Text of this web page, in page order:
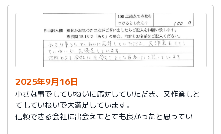
2025年9月16日
小さな事でもていねいに応対していただき、又作業もと
てもていねいで大満足しています。
信頼できる会社に出会えてとても良かったと思っていま